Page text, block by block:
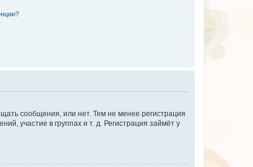
сообщения, или нет. Тем не менее регистрация
участие в группах и т. д. Регистрация займёт у